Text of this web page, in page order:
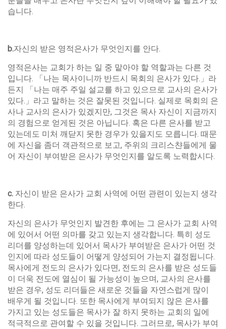
습니다.
b.자신의 받은 영적은사가 무엇인지를 안다.
영적은사는 교회가 하는 일 중 맡아야 할 역할과는 다른 것
입니다. 「나는 목사이니까 반드시 목회의 은사가 있다.」라
든지 「나는 매주 주일 설교를 하고 있으므로 교사의 은사가
있다.」라고 말하는 것은 잘못된 것입니다. 실제로 목회의 은
사나 교사의 은사가 있겠지만, 그것은 목사 자신이 지금까지
의 경험으로 얻게된 것은 아닙니다. 혹은 다른 은사를 받고
있는데도 미처 깨닫지 못한 경우가 있을지도 모릅니다. 때문
에 자신을 좀더 객관적으로 보고, 주위의 크리스챤들에게 물
어 자신이 부여받은 은사가 무엇인지를 알도록 노력합시다.
c. 자신이 받은 은사가 교회 사역에 어떤 관련이 있는지 생각
한다.
자신의 은사가 무엇인지 발견한 후에는 그 은사가 교회 사역
에 있어서 어떤 의마를 갖고 있는지 생각합니다. 특히 성도
리더를 양성하는데 있어서 목사가 부여받은 은사가 어떤 것
인지에 따라 성도들이 어떻게 양성되어 가는지 결정됩니다.
목사에게 전도의 은사가 있다면, 전도의 은사를 받은 성도들
이 더욱 전도에 열심이 될 가능성이 높으며, 교사의 은사를
받은 경우, 성도 리더들은 새로운 것들을 자연스럽게 많이
배우게 될 것입니다. 또한 목사에게 부여되지 않은 은사를
가지고 있는 성도들은 목사가 잘 하지 못하는 교회의 일에
적극적으로 관여할 수 있을 것입니다. 그러므로, 목사가 부여